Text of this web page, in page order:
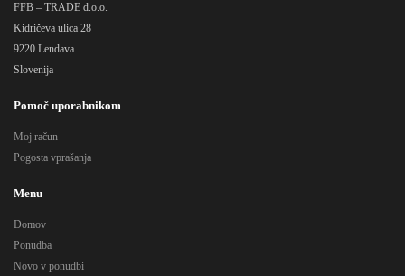
FFB – TRADE d.o.o.
Kidričeva ulica 28
9220 Lendava
Slovenija
Pomoč uporabnikom
Moj račun
Pogosta vprašanja
Menu
Domov
Ponudba
Novo v ponudbi